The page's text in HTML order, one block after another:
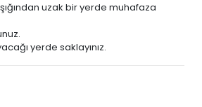
uzak bir yerde muhafaza
yerde saklayınız.